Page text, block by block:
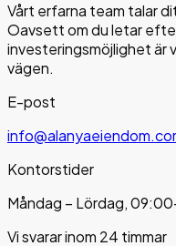
Vårt erfarna team talar
Oavsett om du letar
investeringsmöjlighet är
vägen.
E-post
Kontorstider
Måndag – Lördag,
Vi svarar inom 24 timmar